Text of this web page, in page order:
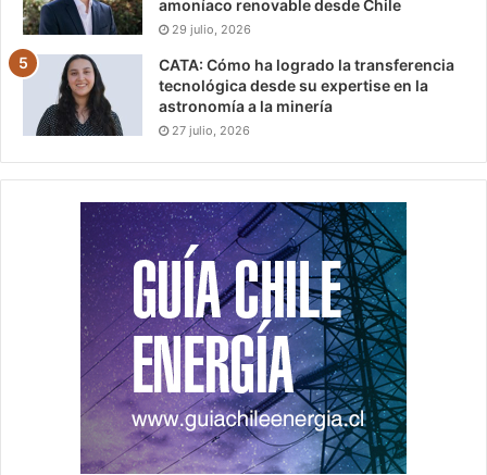
amoníaco renovable desde Chile
29 julio, 2026
CATA: Cómo ha logrado la transferencia
tecnológica desde su expertise en la
astronomía a la minería
27 julio, 2026